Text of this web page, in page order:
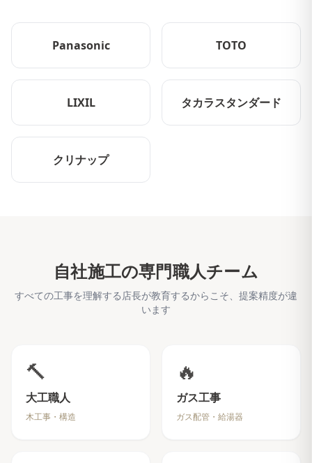
Panasonic TOTO
LIXIL タカラスタンダード
クリナップ
自社施工の専門職人チーム
すべての工事を理解する店長が教育するからこそ、提案精度が違
います
🔨
大工職人
木工事・構造
🔥
ガス工事
ガス配管・給湯器